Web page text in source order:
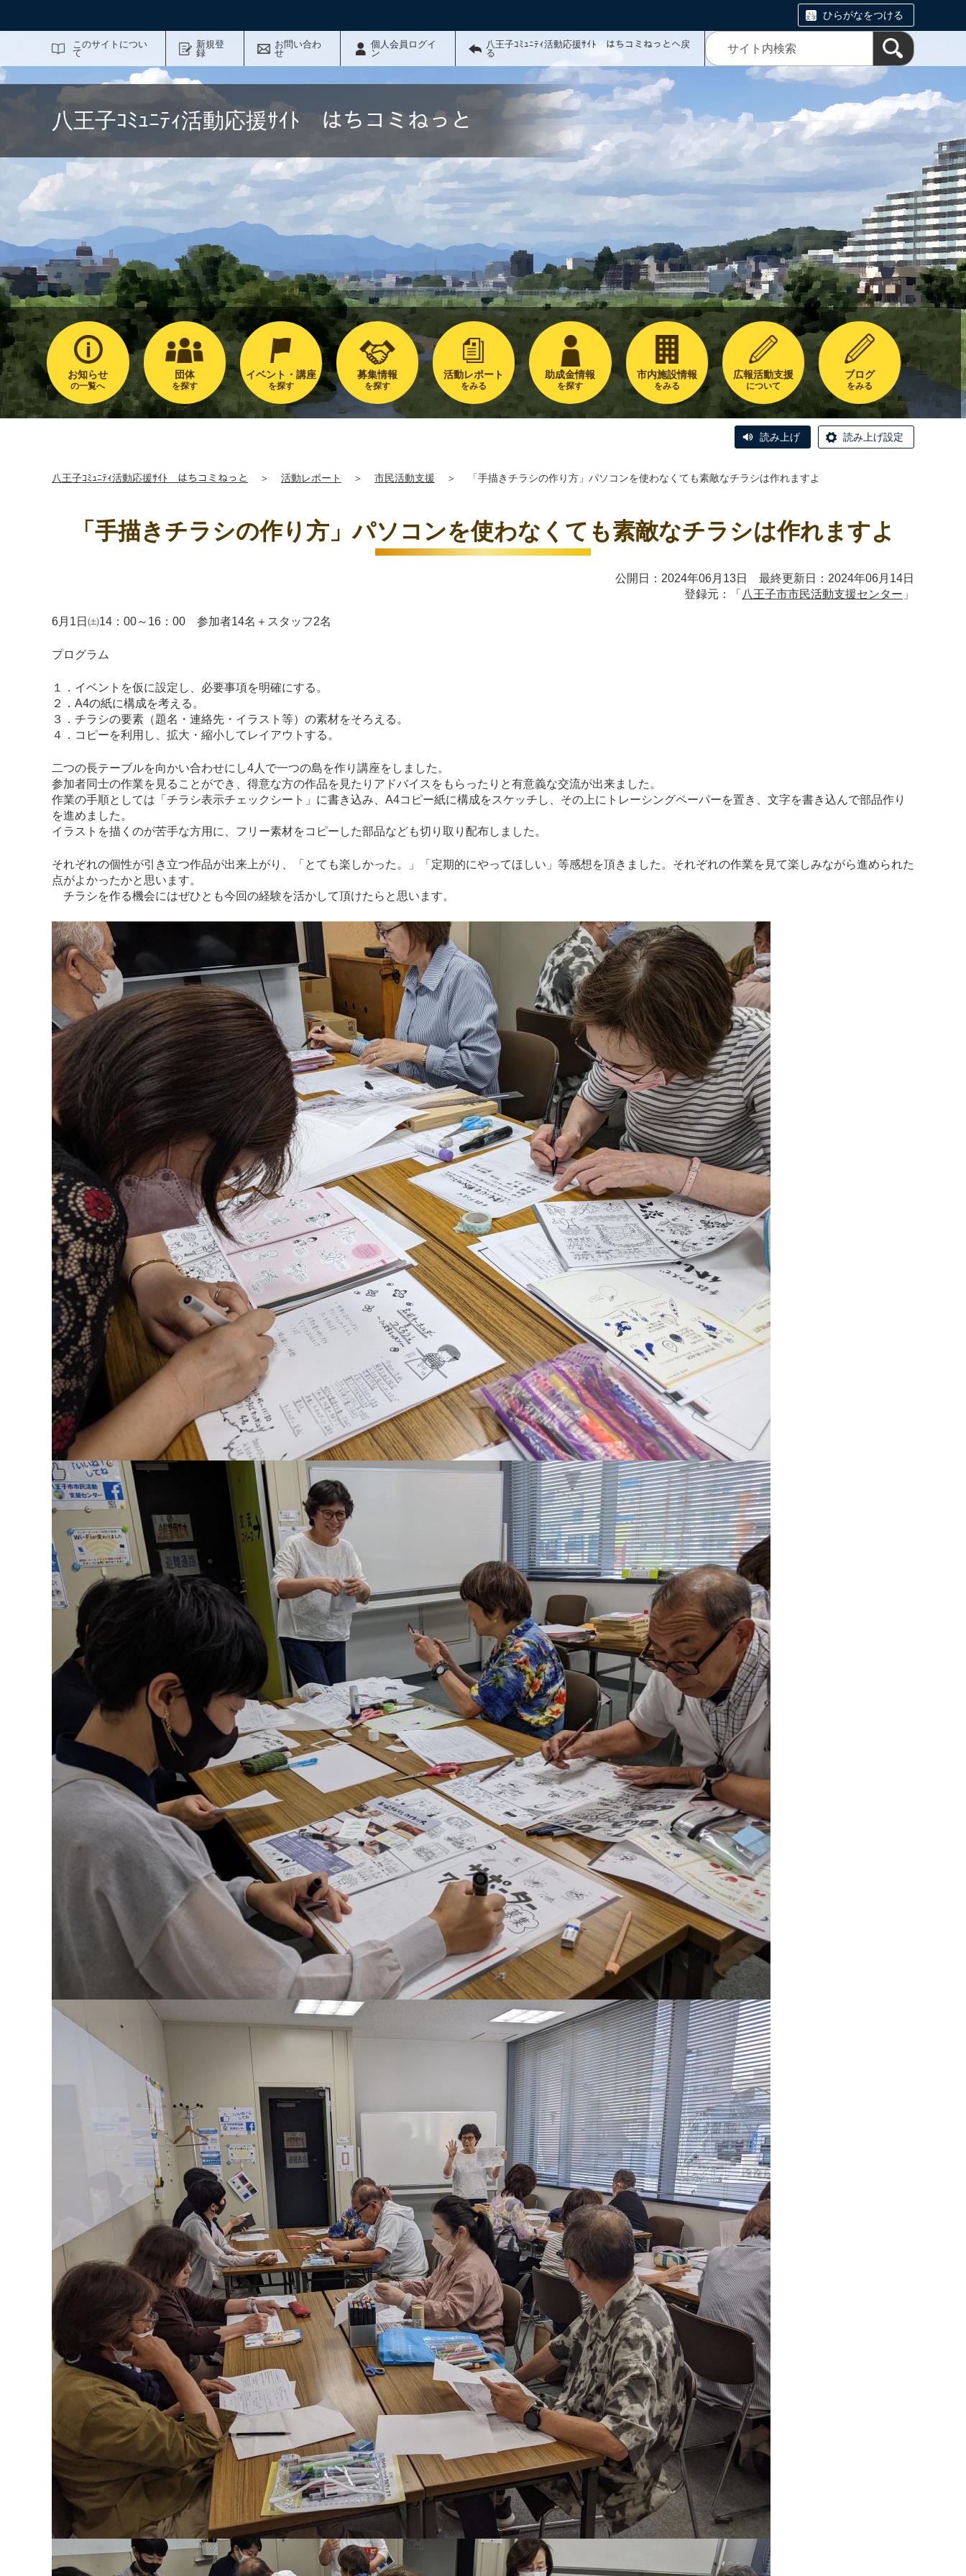
ひらがなをつける
このサイトについ
て
新規登
録
お問い合わ
せ
個人会員ログイ
ン
八王子ｺﾐｭﾆﾃｨ活動応援ｻｲﾄ はちコミねっとへ戻
る
八王子ｺﾐｭﾆﾃｨ活動応援ｻｲﾄ はちコミねっと
お知らせ
の一覧へ
団体
を探す
イベント・講座
を探す
募集情報
を探す
活動レポート
をみる
助成金情報
を探す
市内施設情報
をみる
広報活動支援
について
ブログ
をみる
読み上げ 読み上げ設定
八王子ｺﾐｭﾆﾃｨ活動応援ｻｲﾄ はちコミねっと ＞ 活動レポート ＞ 市民活動支援 ＞ 「手描きチラシの作り方」パソコンを使わなくても素敵なチラシは作れますよ
「手描きチラシの作り方」パソコンを使わなくても素敵なチラシは作れますよ
公開日：2024年06月13日 最終更新日：2024年06月14日
登録元：「 八王子市市民活動支援センター 」
6月1日㈯14：00～16：00 参加者14名＋スタッフ2名
プログラム
１．イベントを仮に設定し、必要事項を明確にする。
２．A4の紙に構成を考える。
３．チラシの要素（題名・連絡先・イラスト等）の素材をそろえる。
４．コピーを利用し、拡大・縮小してレイアウトする。
二つの長テーブルを向かい合わせにし4人で一つの島を作り講座をしました。
参加者同士の作業を見ることができ、得意な方の作品を見たりアドバイスをもらったりと有意義な交流が出来ました。
作業の手順としては「チラシ表示チェックシート」に書き込み、A4コピー紙に構成をスケッチし、その上にトレーシングペーパーを置き、文字を書き込んで部品作り
を進めました。
イラストを描くのが苦手な方用に、フリー素材をコピーした部品なども切り取り配布しました。
それぞれの個性が引き立つ作品が出来上がり、「とても楽しかった。」「定期的にやってほしい」等感想を頂きました。それぞれの作業を見て楽しみながら進められた
点がよかったかと思います。
チラシを作る機会にはぜひとも今回の経験を活かして頂けたらと思います。